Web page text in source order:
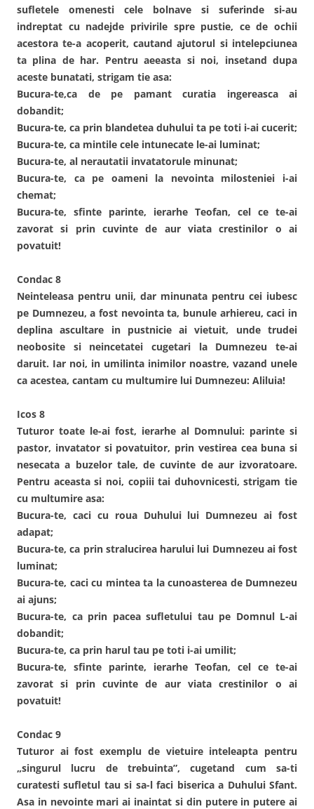
sufletele omenesti cele bolnave si suferinde si-au
indreptat cu nadejde privirile spre pustie, ce de ochii
acestora te-a acoperit, cautand ajutorul si intelepciunea
ta plina de har. Pentru aeeasta si noi, insetand dupa
aceste bunatati, strigam tie asa:
Bucura-te,ca de pe pamant curatia ingereasca ai
dobandit;
Bucura-te, ca prin blandetea duhului ta pe toti i-ai cucerit;
Bucura-te, ca mintile cele intunecate le-ai luminat;
Bucura-te, al nerautatii invatatorule minunat;
Bucura-te, ca pe oameni la nevointa milosteniei i-ai
chemat;
Bucura-te, sfinte parinte, ierarhe Teofan, cel ce te-ai
zavorat si prin cuvinte de aur viata crestinilor o ai
povatuit!
Condac 8
Neinteleasa pentru unii, dar minunata pentru cei iubesc
pe Dumnezeu, a fost nevointa ta, bunule arhiereu, caci in
deplina ascultare in pustnicie ai vietuit, unde trudei
neobosite si neincetatei cugetari la Dumnezeu te-ai
daruit. Iar noi, in umilinta inimilor noastre, vazand unele
ca acestea, cantam cu multumire lui Dumnezeu: Aliluia!
Icos 8
Tuturor toate le-ai fost, ierarhe al Domnului: parinte si
pastor, invatator si povatuitor, prin vestirea cea buna si
nesecata a buzelor tale, de cuvinte de aur izvoratoare.
Pentru aceasta si noi, copiii tai duhovnicesti, strigam tie
cu multumire asa:
Bucura-te, caci cu roua Duhului lui Dumnezeu ai fost
adapat;
Bucura-te, ca prin stralucirea harului lui Dumnezeu ai fost
luminat;
Bucura-te, caci cu mintea ta la cunoasterea de Dumnezeu
ai ajuns;
Bucura-te, ca prin pacea sufletului tau pe Domnul L-ai
dobandit;
Bucura-te, ca prin harul tau pe toti i-ai umilit;
Bucura-te, sfinte parinte, ierarhe Teofan, cel ce te-ai
zavorat si prin cuvinte de aur viata crestinilor o ai
povatuit!
Condac 9
Tuturor ai fost exemplu de vietuire inteleapta pentru
„singurul lucru de trebuinta”, cugetand cum sa-ti
curatesti sufletul tau si sa-l faci biserica a Duhului Sfant.
Asa in nevointe mari ai inaintat si din putere in putere ai